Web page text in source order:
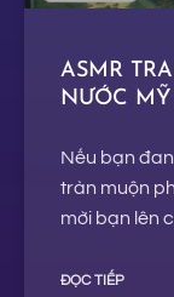
ASMR
NƯỚC MỸ
Nếu bạn
tràn muộn
mời bạn lên
ĐỌC TIẾP